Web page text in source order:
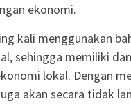
ekonomi.
kali menggunakan
sehingga memiliki
lokal. Dengan
akan secara tidak